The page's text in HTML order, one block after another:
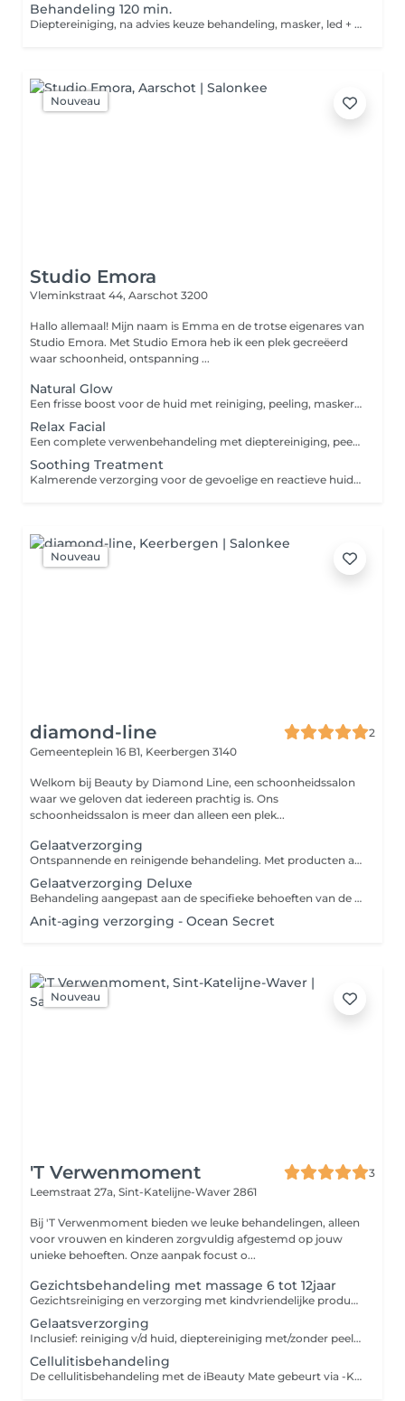
Behandeling 120 min.
Dieptereiniging, na advies keuze behandeling, masker, led + massage + afwerking Prijzen kunnen afwijken na keuze behandeling
Nouveau
Studio Emora
Vleminkstraat 44, Aarschot 3200
Hallo allemaal! Mijn naam is Emma en de trotse eigenares van
Studio Emora. Met Studio Emora heb ik een plek gecreëerd
waar schoonheid, ontspanning ...
Natural Glow
Een frisse boost voor de huid met reiniging, peeling, masker en dagcrème. Ideaal voor een gezonde, stralende glow.
Relax Facial
Een complete verwenbehandeling met dieptereiniging, peeling, masker, wenkbrauwen epileren en een ontspannende gelaatsmassage. Perfect om te ontspannen en de huid te verzorgen.
Soothing Treatment
Kalmerende verzorging voor de gevoelige en reactieve huid. Vermindert roodheid en irritaties en versterkt de huidbarrière.
Nouveau
diamond-line
2
Gemeenteplein 16 B1, Keerbergen 3140
Welkom bij Beauty by Diamond Line, een schoonheidssalon
waar we geloven dat iedereen prachtig is. Ons
schoonheidssalon is meer dan alleen een plek...
Gelaatverzorging
Ontspannende en reinigende behandeling. Met producten aangepast aan uw huidtype. Reiniging, peeling, verwijderen van onzuiverheden, epileren van de wenkbrauwen, masker, dag verzorging.
Gelaatverzorging Deluxe
Behandeling aangepast aan de specifieke behoeften van de huid.
Anit-aging verzorging - Ocean Secret
Nouveau
'T Verwenmoment
3
Leemstraat 27a, Sint-Katelijne-Waver 2861
Bij 'T Verwenmoment bieden we leuke behandelingen, alleen
voor vrouwen en kinderen zorgvuldig afgestemd op jouw
unieke behoeften. Onze aanpak focust o...
Gezichtsbehandeling met massage 6 tot 12jaar
Gezichtsreiniging en verzorging met kindvriendelijke producten + massage *reiniging *massage ***Kinderen tot 8 jaar mag met begeleiding van 1pers. Oudere kindjes ophalen na de behandeling . Dit om ontspanning en rust te garanderen.
Gelaatsverzorging
Inclusief: reiniging v/d huid, dieptereiniging met/zonder peeling, verwijderen van onzuiverheden, massage van gezicht & decolleté, masker, aanbrengen dagverzorging
Cellulitisbehandeling
De cellulitisbehandeling met de iBeauty Mate gebeurt via -Kinetische massage -Endermomassage -Led rood Elke sessie bevat maar 1 zone( buik, billen, dijen of armen) *€100/sessie ongeveer 1uur *Aankoop pakket sessie €1000 voor 12 sessies *Beste resultaat 2x per week